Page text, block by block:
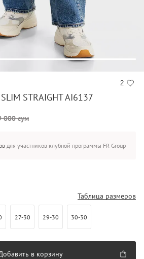
2
STRAIGHT AI6137
000 сум
для участников клубной программы FR Group
Таблица размеров
27-30 29-30 30-30
в корзину